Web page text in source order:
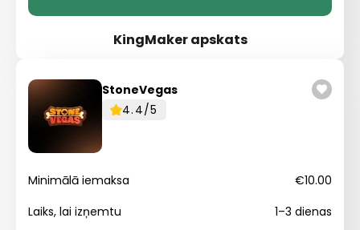
KingMaker apskats
StoneVegas
4.4/5
Minimālā iemaksa
€10.00
Laiks, lai izņemtu
1–3 dienas